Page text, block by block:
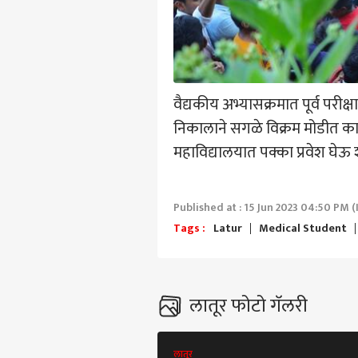
वैद्यकीय अभ्यासक्रमात पूर्व
निकालाने सगळे विक्रम मोडीत
महाविद्यालयात पक्का प्रवेश
Published at : 15 Jun 2023 04:50 PM
Tags : Latur Medical Student
लातूर फोटो गॅलरी
लातूर
आमच्यासोबत जाहिरात करा
प्रायव्हसी पॉलिसी
संपर्क साधा
करिअर
फीडबॅक
आमच्याबद्दल
येते;
नेमकं